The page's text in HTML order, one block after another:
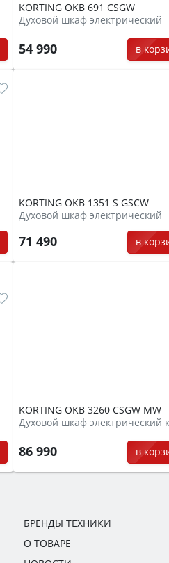
KORTING OKB 691 CSGW
Духовой шкаф электрический
54 990 в
KORTING OKB 1351 S GSCW
Духовой шкаф электрический
71 490 в
KORTING OKB 3260 CSGW MW
86 990 в
БРЕНДЫ ТЕХНИКИ
О ТОВАРЕ